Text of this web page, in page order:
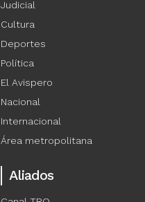
Judicial
Cultura
Deportes
Política
El Avispero
Nacional
Internacional
Área metropolitana
Aliados